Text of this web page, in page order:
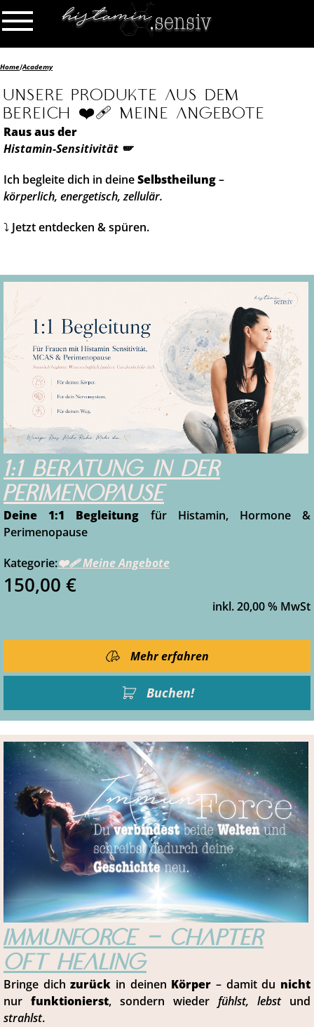
Home/Academy
Unsere Produkte aus dem
Bereich ❤️‍🩹 Meine Angebote
Raus aus der
Histamin-Sensitivität 🪽
Ich begleite dich in deineSelbstheilung–
körperlich, energetisch, zellulär.
⤵️ Jetzt entdecken & spüren.
1:1 Beratung in der
Perimenopause
Deine 1:1 Begleitung für Histamin, Hormone &
Perimenopause
Kategorie:❤️‍🩹 Meine Angebote
150,00 €
inkl.20,00% MwSt
Mehr erfahren
Buchen!
ImmunForce – Chapter
oft Healing
Bringe dichzurück in deinen Körper – damit du nicht
nur funktionierst, sondern wieder fühlst, lebst und
strahlst.